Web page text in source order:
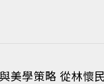
美學策略 從林懷